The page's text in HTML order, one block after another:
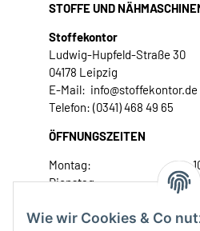
Wie wir Cookies & Co
STOFFE UND
Stoffekontor
Ludwig-Hupfeld-Straße 30
04178 Leipzig
E-Mail: info@stoffekontor.de
Telefon: (0341) 468 49 65
ÖFFNUNGSZEITEN
Montag:
Dienstag:
Donnerstag: